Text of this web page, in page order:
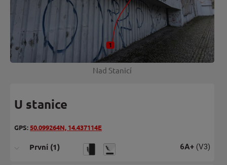
Nad Stanicí
U stanice
GPS:50.099264N, 14.437114E
První (1) 6A+ (V3)